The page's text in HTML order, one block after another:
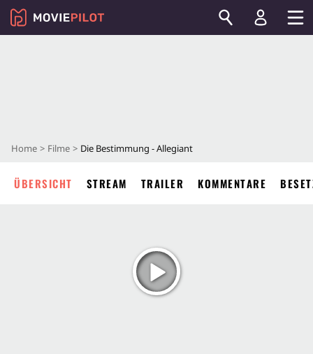
Home Filme Die Bestimmung - Allegiant
ÜBERSICHT STREAM TRAILER KOMMENTARE